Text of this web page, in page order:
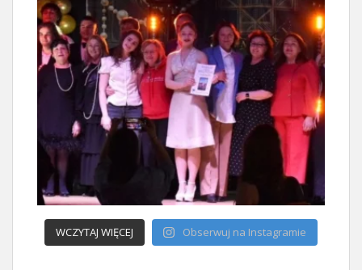
WCZYTAJ WIĘCEJ Obserwuj na Instagramie